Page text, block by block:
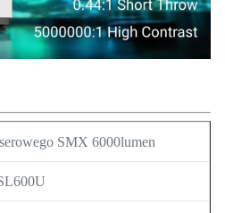
SMX 6000lumen